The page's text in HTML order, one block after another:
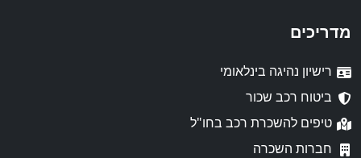
מדריכים
רישיון נהיגה בינלאומי
ביטוח רכב שכור
טיפים להשכרת רכב בחו"ל
חברות השכרה